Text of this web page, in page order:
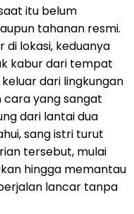
itu belum
tahanan resmi.
di lokasi, keduanya
kabur dari tempat
dari lingkungan
cara yang sangat
dari lantai dua
sang istri turut
tersebut, mulai
hingga memantau
lancar tanpa